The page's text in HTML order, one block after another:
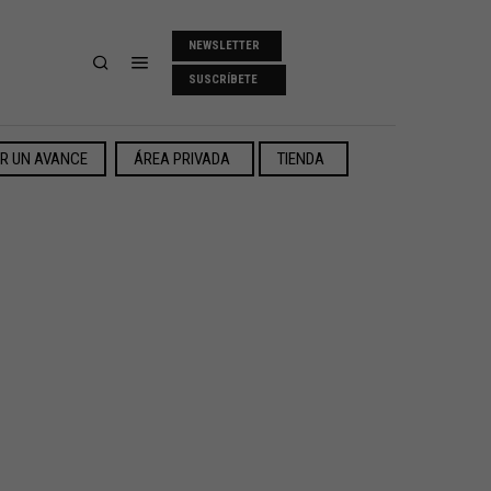
NEWSLETTER
SUSCRÍBETE
UN AVANCE ÁREA PRIVADA TIENDA